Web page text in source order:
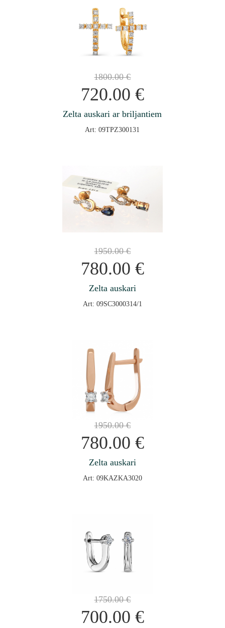
1800.00€
720.00 €
Zelta auskari ar briljantiem
Art: 09TPZ300131
1950.00€
780.00 €
Zelta auskari
Art: 09SC3000314/1
1950.00€
780.00 €
Zelta auskari
Art: 09KAZKA3020
1750.00€
700.00 €